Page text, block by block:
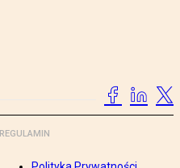
REGULAMIN